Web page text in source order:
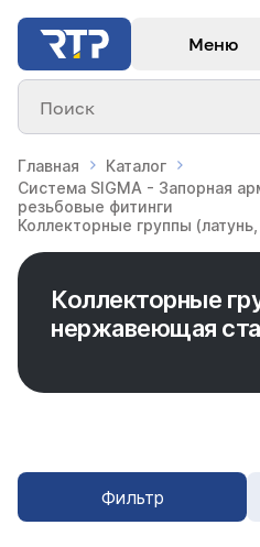
Меню
Поиск
Главная
Каталог
Система SIGMA - Запорная
резьбовые фитинги
Коллекторные группы
Коллекторные
нержавеющая
Фильтр